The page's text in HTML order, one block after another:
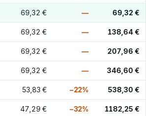
69,32 € — 69,32 €
69,32 € — 138,64 €
69,32 € — 207,96 €
69,32 € — 346,60 €
53,83 € −22% 538,30 €
47,29 € −32% 1182,25 €